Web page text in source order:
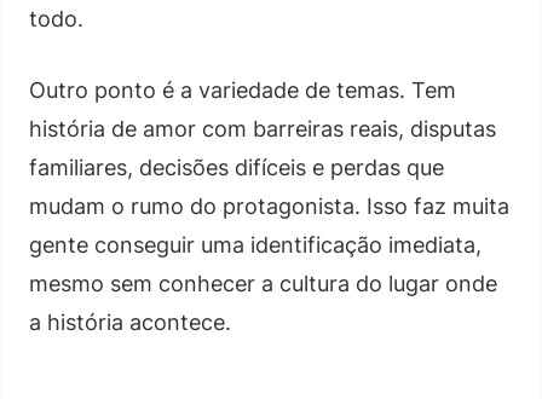
todo.
Outro ponto é a variedade de temas. Tem
história de amor com barreiras reais, disputas
familiares, decisões difíceis e perdas que
mudam o rumo do protagonista. Isso faz muita
gente conseguir uma identificação imediata,
mesmo sem conhecer a cultura do lugar onde
a história acontece.